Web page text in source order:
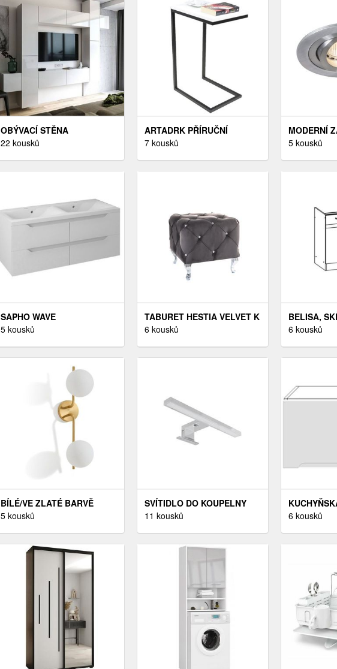
OBÝVACÍ STĚNA
ANTOFALLA 32, BÍLÁ/BÍLÝ
22 kousků
ARTADRK PŘÍRUČNÍ
STOLEK SPARK | ČERNÉ
7 kousků
MODERNÍ
BODOVÉ
5 kousků
SAPHO WAVE
DVOJUMYVADLOVÁ
5 kousků
TABURET HESTIA VELVET K
SVĚTLE ŠEDÁ
6 kousků
BELISA,
DŘEZOVÁ
6 kousků
BÍLÉ/VE ZLATÉ BARVĚ
NÁSTĚNNÉ SVÍTIDLO
5 kousků
SVÍTIDLO DO KOUPELNY
LED 30 CM CHROME
11 kousků
ZOYA
6 kousků